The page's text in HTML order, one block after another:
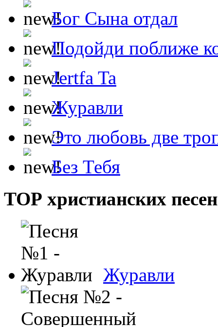
Бог Сына отдал
Подойди поближе
Jertfa Ta
Журавли
Это любовь две
Без Тебя
ТОР христианских песен
Журавли